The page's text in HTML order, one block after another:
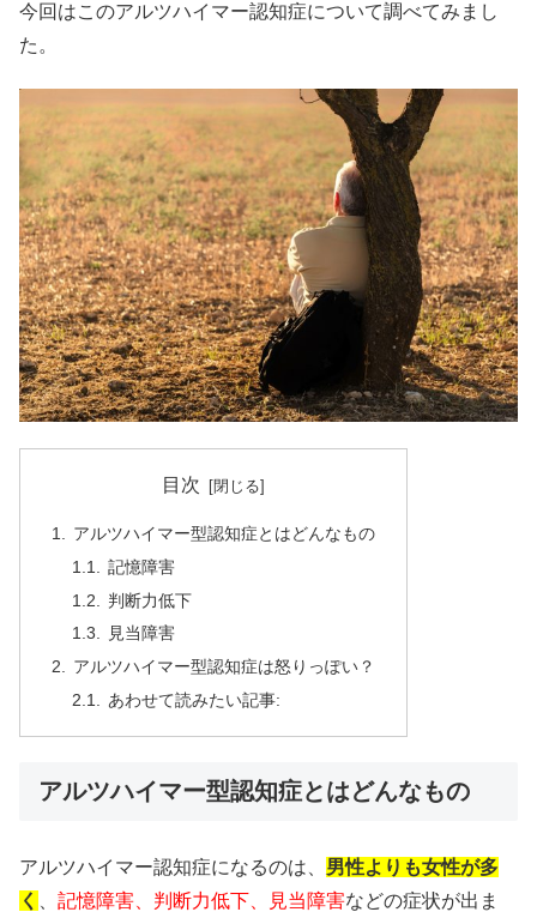
今回はこのアルツハイマー認知症について調べてみまし
た。
目次
アルツハイマー型認知症とはどんなもの
記憶障害
判断力低下
見当障害
アルツハイマー型認知症は怒りっぽい？
あわせて読みたい記事:
アルツハイマー型認知症とはどんなもの
アルツハイマー認知症になるのは、 男性よりも女性が多
く
記憶障害、判断力低下、見当障害などの症状が出ま